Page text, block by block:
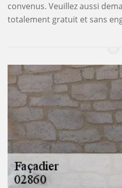
convenus. Veuillez aussi
totalement gratuit et sans